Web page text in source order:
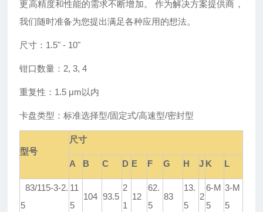
更高精度和性能的需求不断增加。 作为解决方案提供商，
我们随时准备为您提出满足各种应用的想法。
尺寸： 1.5" - 10"
钳口数量： 2, 3, 4
重复性： 1.5 μm以内
卡盘类型：标准选择型/固定式/高速型/密封型
型号
尺寸
A B C D E F G H J K L
83/115-3-2.
5
11
5
104 93.5
2
1
12
62.
5
83
13.
5
2
6-M
5
3-M
5